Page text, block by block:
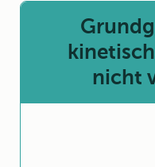
nicht